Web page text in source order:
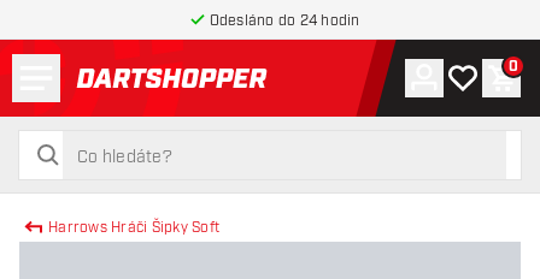
Odesláno do 24 hodin
Zpět na hlavní stránku
hledat
hledat
ÚčetMůj 0
Harrows Hráči Šipky Soft